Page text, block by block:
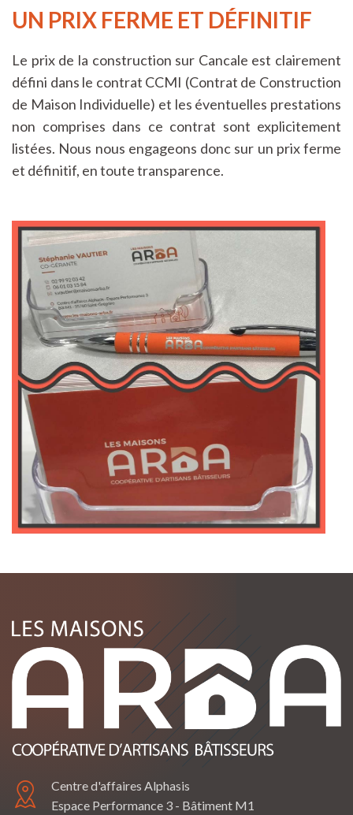
UN PRIX FERME ET DÉFINITIF
Le prix de la construction sur Cancale est clairement
défini dans le contrat CCMI (Contrat de Construction
de Maison Individuelle) et les éventuelles prestations
non comprises dans ce contrat sont explicitement
listées. Nous nous engageons donc sur un prix ferme
et définitif, en toute transparence.
Centre d'affaires Alphasis
Espace Performance 3 - Bâtiment M1